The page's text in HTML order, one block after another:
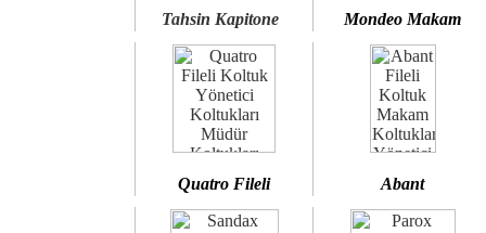
Tahsin Kapitone Mondeo Makam
Quatro Fileli Abant